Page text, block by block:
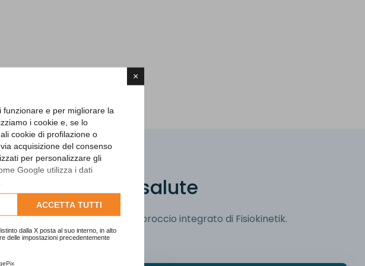
×
e per migliorare la
i cookie e, se lo
cookie di profilazione o
acquisizione del consenso
per personalizzare gli
Google utilizza i dati
ACCETTA TUTTI
dalla X posta al suo interno, in alto
delle impostazioni precedentemente
icateallatu salute
sportiva: scopri l'approccio integrato di Fisiokinetik.